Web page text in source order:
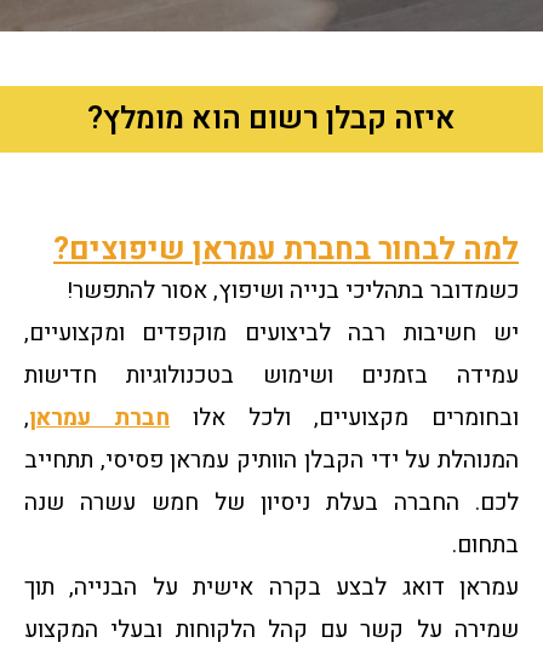
איזה קבלן רשום הוא מומלץ?
למה לבחור בחברת עמראן שיפוצים?
כשמדובר בתהליכי בנייה ושיפוץ, אסור להתפשר!
יש חשיבות רבה לביצועים מוקפדים ומקצועיים,
עמידה בזמנים ושימוש בטכנולוגיות חדישות
ובחומרים מקצועיים, ולכל אלו חברת עמראן,
המנוהלת על ידי הקבלן הוותיק עמראן פסיסי, תתחייב
לכם. החברה בעלת ניסיון של חמש עשרה שנה
בתחום.
עמראן דואג לבצע בקרה אישית על הבנייה, תוך
שמירה על קשר עם קהל הלקוחות ובעלי המקצוע